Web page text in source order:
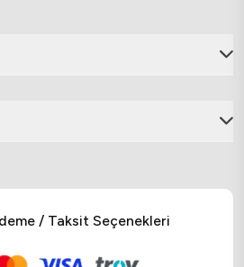
/ Taksit Seçenekleri